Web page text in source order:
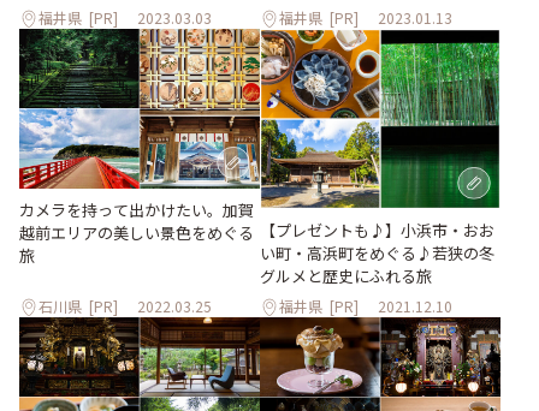
福井県 [PR] 2023.03.03 福井県 [PR] 2023.01.13
カメラを持って出かけたい。加賀
越前エリアの美しい景色をめぐる
旅
石川県 [PR] 2022.03.25
【プレゼントも♪】小浜市・おお
い町・高浜町をめぐる♪若狭の冬
グルメと歴史にふれる旅
福井県 [PR] 2021.12.10